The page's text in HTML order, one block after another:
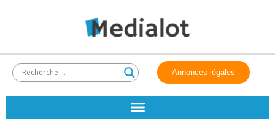
Annonces légales